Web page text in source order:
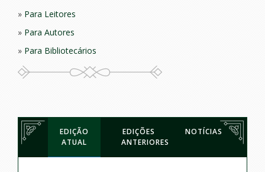
EDIÇÃO
ATUAL
EDIÇÕES
ANTERIORES
NOTÍCIAS
Para Leitores
Para Autores
Para Bibliotecários